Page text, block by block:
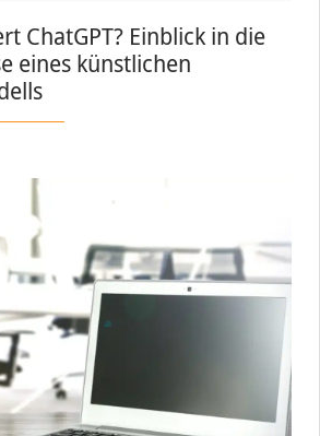
ChatGPT? Einblick in die
eines künstlichen